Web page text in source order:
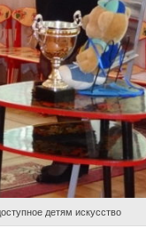
детям искусство